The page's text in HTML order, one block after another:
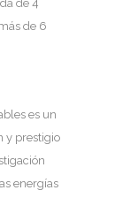
de 4
de 6
es un
y prestigio
energías